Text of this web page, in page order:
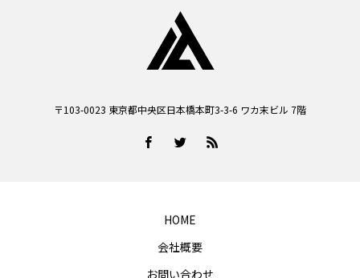
〒103-0023 東京都中央区日本橋本町3-3-6 ワカ末ビル 7階
HOME
会社概要
お問い合わせ